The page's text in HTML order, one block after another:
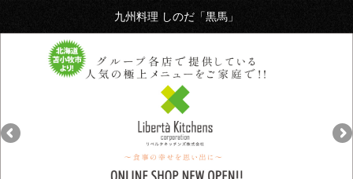
九州料理 しのだ「黒馬」